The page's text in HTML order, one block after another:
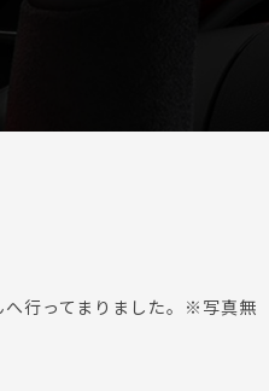
行ってまりました。※写真無